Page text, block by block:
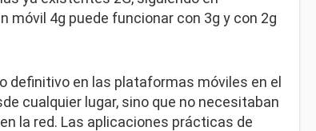
móvil 4g puede funcionar con 3g y con 2g
definitivo en las plataformas móviles en el
cualquier lugar, sino que no necesitaban
la red. Las aplicaciones prácticas de